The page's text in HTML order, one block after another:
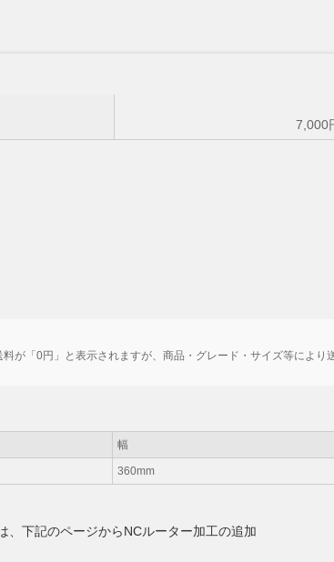
7,000
が「0円」と表示されますが、商品・グレード・サイズ等によ
幅
360mm
下記のページからNCルーター加工の追加